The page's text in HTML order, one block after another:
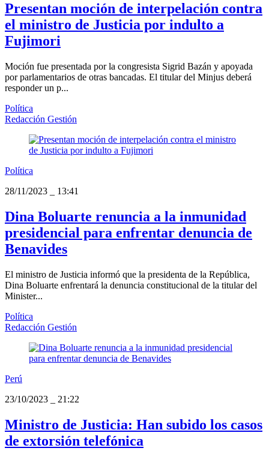
Presentan moción de interpelación contra
el ministro de Justicia por indulto a
Fujimori
Moción fue presentada por la congresista Sigrid Bazán y apoyada
por parlamentarios de otras bancadas. El titular del Minjus deberá
responder un p...
Política
Redacción Gestión
Política
28/11/2023
13:41
Dina Boluarte renuncia a la inmunidad
presidencial para enfrentar denuncia de
Benavides
El ministro de Justicia informó que la presidenta de la República,
Dina Boluarte enfrentará la denuncia constitucional de la titular del
Minister...
Política
Redacción Gestión
Perú
23/10/2023
21:22
Ministro de Justicia: Han subido los casos
de extorsión telefónica